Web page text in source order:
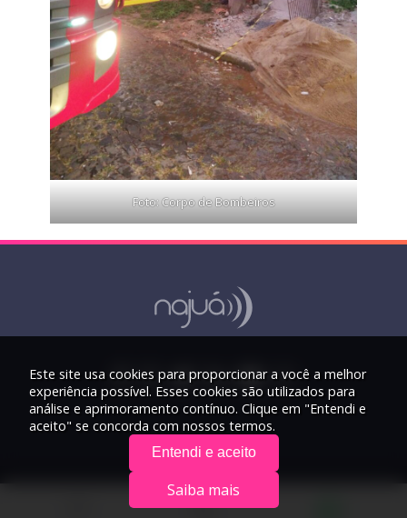
Foto: Corpo de Bombeiros
© 2026 Rádio Najuá - Todos os direitos reservados.
Este site usa cookies para proporcionar a você a melhor
experiência possível. Esses cookies são utilizados para
análise e aprimoramento contínuo. Clique em "Entendi e
aceito" se concorda com nossos termos.
Entendi e aceito
Saiba mais